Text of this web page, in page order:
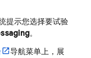
提示您选择要试验
。
导航菜单上，展